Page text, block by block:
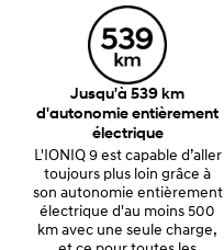
Jusqu'à 539 km
d'autonomie entièrement
électrique
L'IONIQ 9 est capable d’aller
toujours plus loin grâce à
son autonomie entièrement
électrique d'au moins 500
km avec une seule charge,